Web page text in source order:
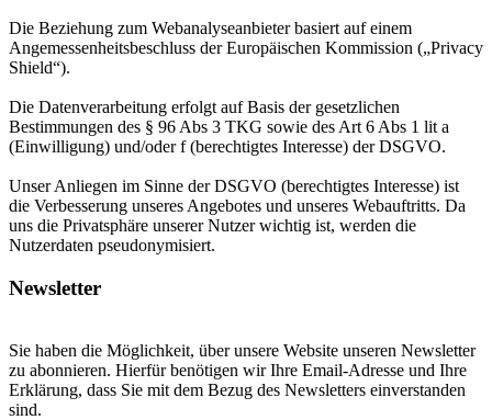
Die Beziehung zum Webanalyseanbieter basiert auf einem
Angemessenheitsbeschluss der Europäischen Kommission („Privacy
Shield“).
Die Datenverarbeitung erfolgt auf Basis der gesetzlichen
Bestimmungen des § 96 Abs 3 TKG sowie des Art 6 Abs 1 lit a
(Einwilligung) und/oder f (berechtigtes Interesse) der DSGVO.
Unser Anliegen im Sinne der DSGVO (berechtigtes Interesse) ist
die Verbesserung unseres Angebotes und unseres Webauftritts. Da
uns die Privatsphäre unserer Nutzer wichtig ist, werden die
Nutzerdaten pseudonymisiert.
Newsletter
Sie haben die Möglichkeit, über unsere Website unseren Newsletter
zu abonnieren. Hierfür benötigen wir Ihre Email-Adresse und Ihre
Erklärung, dass Sie mit dem Bezug des Newsletters einverstanden
sind.